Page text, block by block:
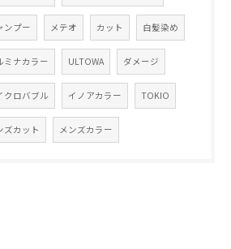
ンプー メテオ カット 白髪染め
ミナカラー ULTOWA ダメージ
クロバブル イノアカラー TOKIO
ズカット メンズカラー